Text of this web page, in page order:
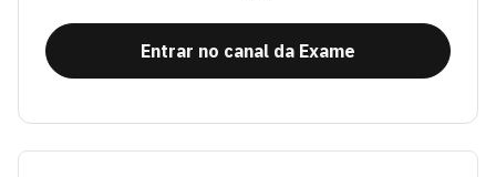
Entrar no canal da Exame